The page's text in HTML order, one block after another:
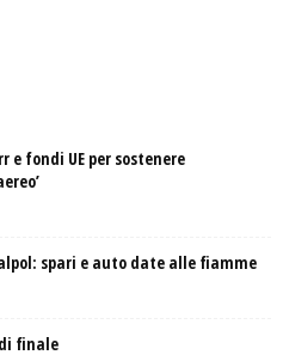
e fondi UE per sostenere
spari e auto date alle fiamme
finale